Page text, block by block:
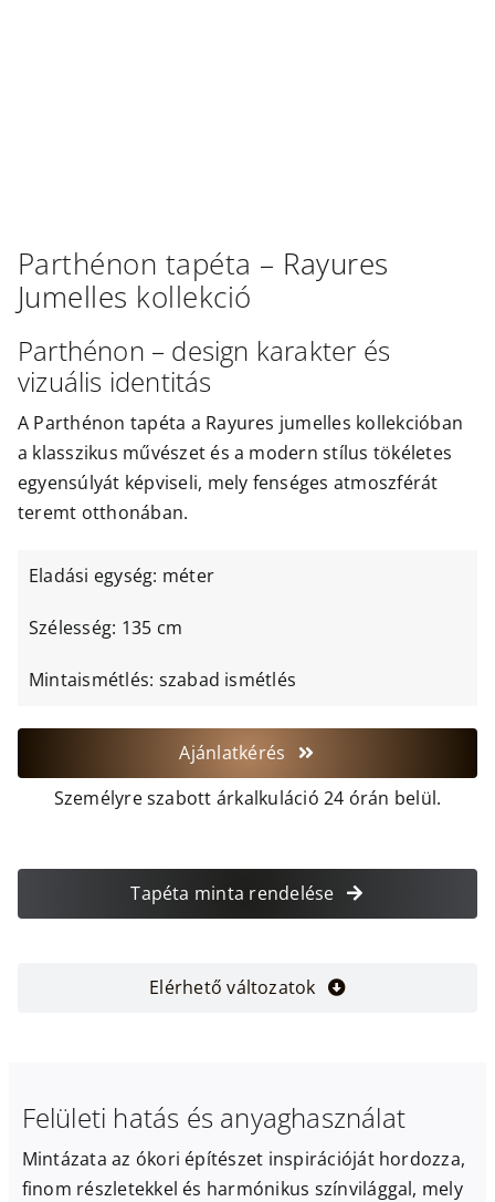
Parthénon tapéta – Rayures
Jumelles kollekció
Parthénon – design karakter és
vizuális identitás
A Parthénon tapéta a Rayures jumelles kollekcióban
a klasszikus művészet és a modern stílus tökéletes
egyensúlyát képviseli, mely fenséges atmoszférát
teremt otthonában.
Eladási egység: méter
Szélesség: 135 cm
Mintaismétlés: szabad ismétlés
Ajánlatkérés
Személyre szabott árkalkuláció 24 órán belül.
Tapéta minta rendelése
Elérhető változatok
Felületi hatás és anyaghasználat
Mintázata az ókori építészet inspirációját hordozza,
finom részletekkel és harmónikus színvilággal, mely